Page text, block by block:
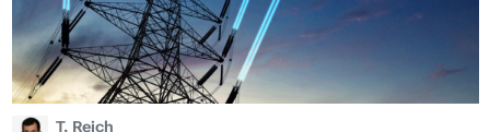
T. Reich